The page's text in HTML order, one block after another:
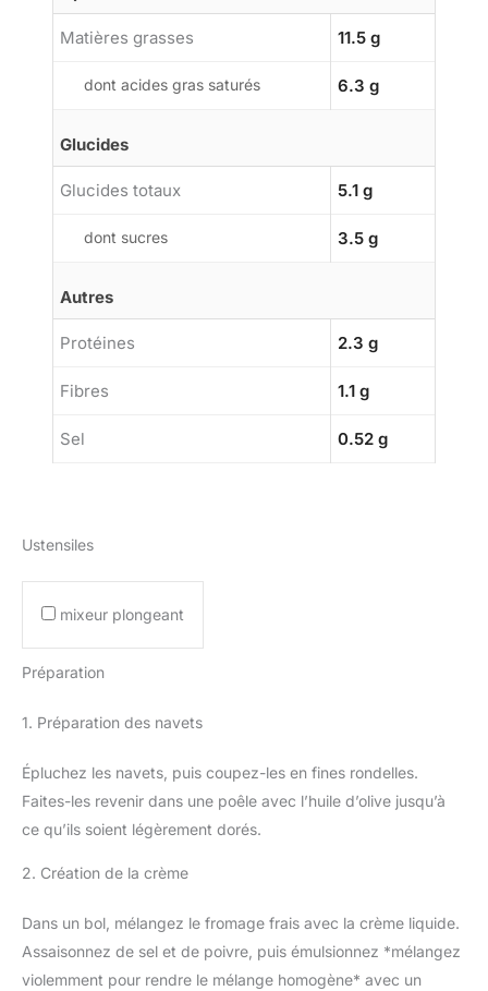
Matières grasses 11.5 g
dont acides gras saturés 6.3 g
Glucides
Glucides totaux 5.1 g
dont sucres 3.5 g
Autres
Protéines 2.3 g
Fibres 1.1 g
Sel 0.52 g
Ustensiles
mixeur plongeant
Préparation
1. Préparation des navets
Épluchez les navets, puis coupez-les en fines rondelles.
Faites-les revenir dans une poêle avec l’huile d’olive jusqu’à
ce qu’ils soient légèrement dorés.
2. Création de la crème
Dans un bol, mélangez le fromage frais avec la crème liquide.
Assaisonnez de sel et de poivre, puis émulsionnez *mélangez
violemment pour rendre le mélange homogène* avec un